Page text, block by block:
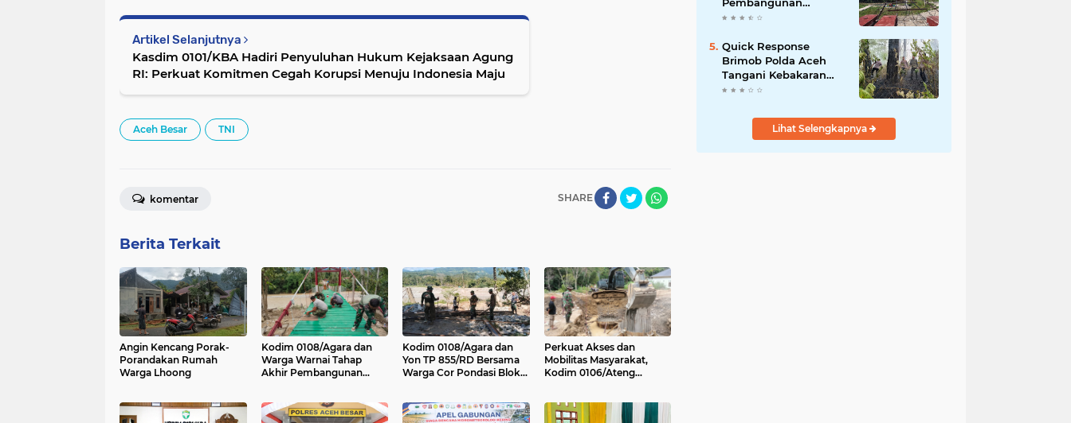
Artikel Selanjutnya
Kasdim 0101/KBA Hadiri Penyuluhan Hukum Kejaksaan Agung
RI: Perkuat Komitmen Cegah Korupsi Menuju Indonesia Maju
Aceh Besar TNI
SHARE
komentar
Berita Terkait
Angin Kencang Porak-
Porandakan Rumah
Warga Lhoong
Kodim 0108/Agara dan
Warga Warnai Tahap
Akhir Pembangunan
Kodim 0108/Agara dan
Yon TP 855/RD Bersama
Warga Cor Pondasi Blok
Ger, Aceh Tenggara
Perkuat Akses dan
Mobilitas Masyarakat,
Kodim 0106/Ateng
Antara, Aceh Tengah
Jembatan Gantung
Aceh Tenggara
Quick Response
Brimob Polda Aceh
Tangani Kebakaran
Hutan di Lembah
Lihat Selengkapnya